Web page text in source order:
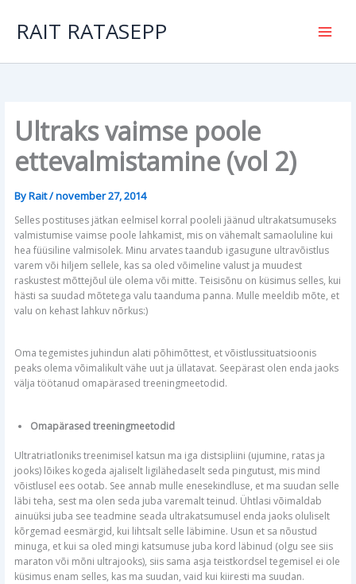
contentRAIT RATASEPP
Ultraks vaimse poole
ettevalmistamine (vol 2)
ByRait/november 27, 2014
Selles postituses jätkan eelmisel korral pooleli jäänud ultrakatsumuseks
valmistumise vaimse poole lahkamist, mis on vähemalt samaoluline kui
hea füüsiline valmisolek. Minu arvates taandub igasugune ultravõistlus
varem või hiljem sellele, kas sa oled võimeline valust ja muudest
raskustest mõttejõul üle olema või mitte. Teisisõnu on küsimus selles, kui
hästi sa suudad mõtetega valu taanduma panna. Mulle meeldib mõte, et
valu on kehast lahkuv nõrkus:)
Oma tegemistes juhindun alati põhimõttest, et võistlussituatsioonis
peaks olema võimalikult vähe uut ja üllatavat. Seepärast olen enda jaoks
välja töötanud omapärased treeningmeetodid.
Omapärased treeningmeetodid
Ultratriatloniks treenimisel katsun ma iga distsipliini (ujumine, ratas ja
jooks) lõikes kogeda ajaliselt ligilähedaselt seda pingutust, mis mind
võistlusel ees ootab. See annab mulle enesekindluse, et ma suudan selle
läbi teha, sest ma olen seda juba varemalt teinud. Ühtlasi võimaldab
ainuüksi juba see teadmine seada ultrakatsumusel enda jaoks oluliselt
kõrgemad eesmärgid, kui lihtsalt selle läbimine. Usun et sa nõustud
minuga, et kui sa oled mingi katsumuse juba kord läbinud (olgu see siis
maraton või mõni ultrajooks), siis sama asja teistkordsel tegemisel ei ole
küsimus enam selles, kas ma suudan, vaid kui kiiresti ma suudan.